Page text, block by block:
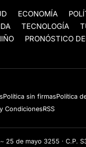
ECONOMÍA
TECNOLOGÍA
PRONÓSTICO
Política sin firmasPolítica
CondicionesRSS
25 de mayo 3255 · C.P.